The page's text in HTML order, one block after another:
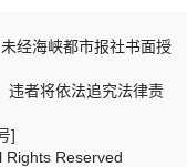
经海峡都市报社书面授
违者将依法追究法律责
]
Rights Reserved